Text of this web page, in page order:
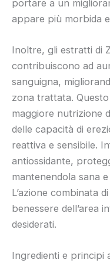
portare a un
appare più morbida
Inoltre, gli estratti di
contribuiscono ad
sanguigna,
zona trattata.
maggiore nutrizione
delle capacità di
reattiva e sensibile.
antiossidante,
mantenendola sana
L’azione combinata
benessere dell’area
desiderati.
Ingredienti e principi